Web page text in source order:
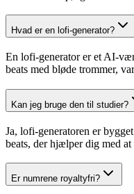
Hvad er en lofi-generator?
En lofi-generator er et AI-
beats med bløde trommer,
Kan jeg bruge den til studier?
Ja, lofi-generatoren er
beats, der hjælper dig med at
Er numrene royaltyfri?